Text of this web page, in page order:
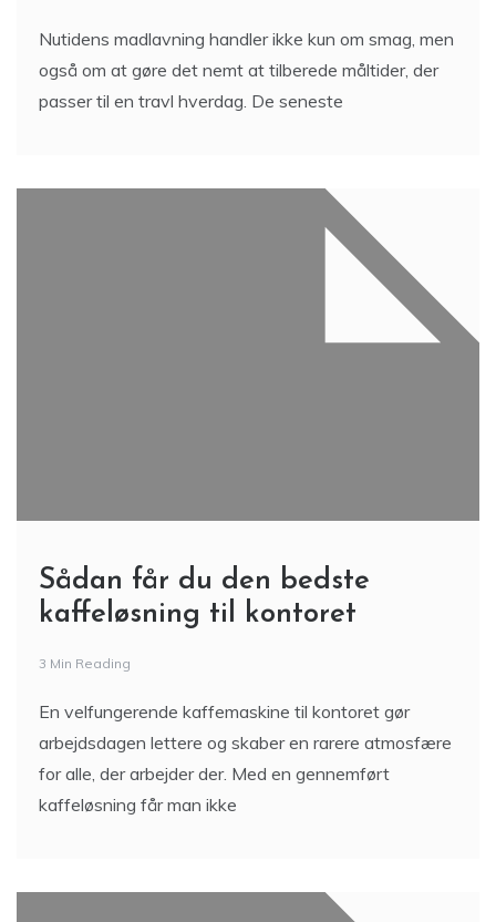
Nutidens madlavning handler ikke kun om smag, men
også om at gøre det nemt at tilberede måltider, der
passer til en travl hverdag. De seneste
Sådan får du den bedste
kaffeløsning til kontoret
3 Min Reading
En velfungerende kaffemaskine til kontoret gør
arbejdsdagen lettere og skaber en rarere atmosfære
for alle, der arbejder der. Med en gennemført
kaffeløsning får man ikke